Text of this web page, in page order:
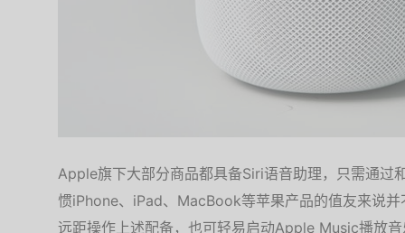
Apple旗下大部分商品都具备Siri语音助理，只需通过
惯iPhone、iPad、MacBook等苹果产品的值友来说
远距操作上述配备，也可轻易启动Apple Music播放